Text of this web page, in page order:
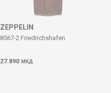
ZEPPELIN
8567-2 Friedrichshafen
27.890 МКД